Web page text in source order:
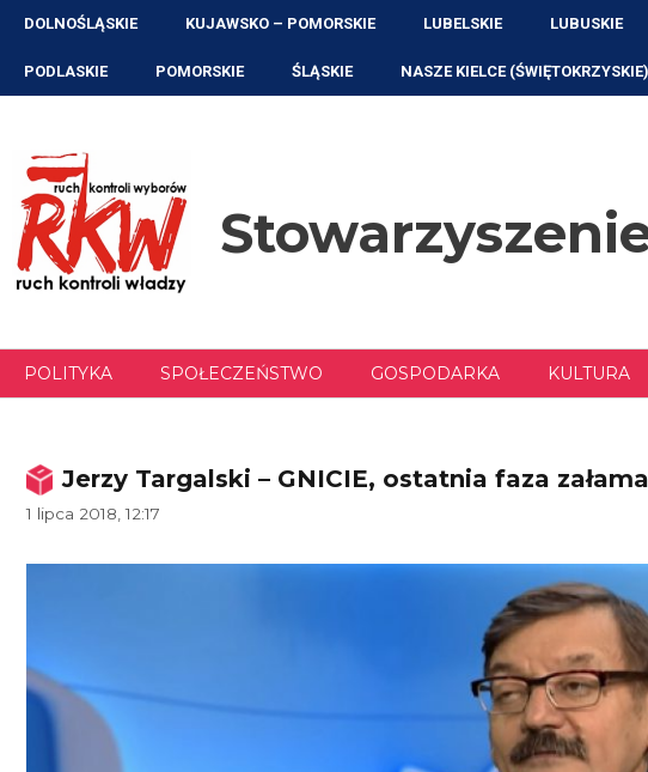
Przejdź
treści
DOLNOŚLĄSKIE KUJAWSKO – POMORSKIE LUBELSKIE LUBUSKIE
PODLASKIE POMORSKIE ŚLĄSKIE NASZE KIELCE (ŚWIĘTOKRZYSKIE)
POLITYKA SPOŁECZEŃSTWO GOSPODARKA KULTURA
Jerzy Targalski – GNICIE, ostatnia faza
1 lipca 2018, 12:17